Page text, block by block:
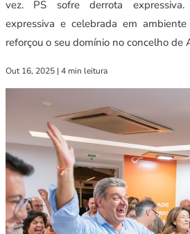
vez. PS sofre derrota
expressiva e celebrada em
reforçou o seu domínio no concelho de
Out 16, 2025 | 4 min leitura